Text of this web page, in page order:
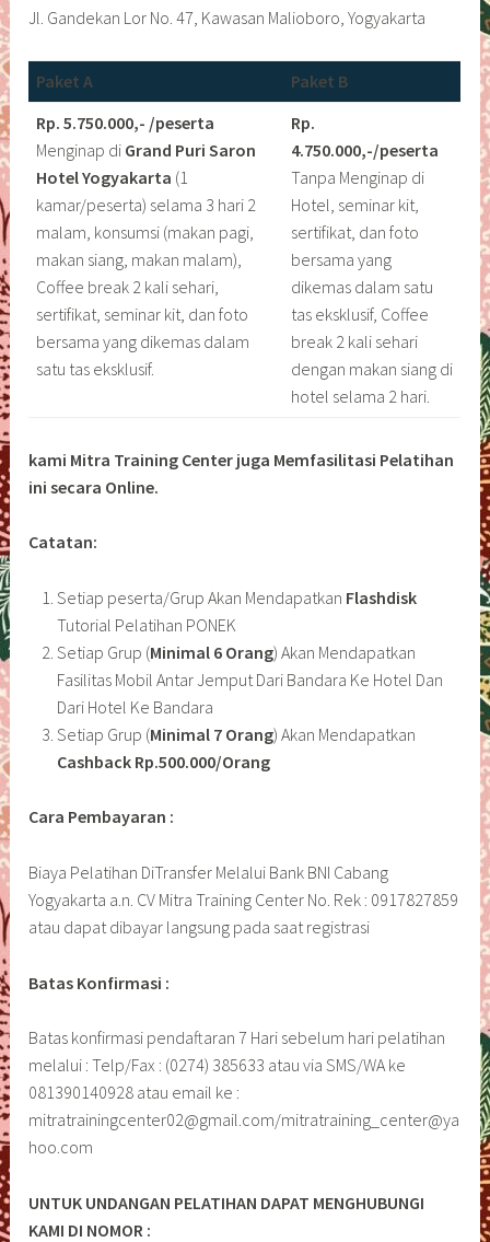
Jl. Gandekan Lor No. 47, Kawasan Malioboro, Yogyakarta
Paket A
Paket B
Rp. 5.750.000,- /peserta
Menginap di Grand Puri Saron
Hotel Yogyakarta (1
kamar/peserta) selama 3 hari 2
malam, konsumsi (makan pagi,
makan siang, makan malam),
Coffee break 2 kali sehari,
sertifikat, seminar kit, dan foto
bersama yang dikemas dalam
satu tas eksklusif.
Rp.
4.750.000,-/peserta
Tanpa Menginap di
Hotel, seminar kit,
sertifikat, dan foto
bersama yang
dikemas dalam satu
tas eksklusif, Coffee
break 2 kali sehari
dengan makan siang di
hotel selama 2 hari.
kami Mitra Training Center juga Memfasilitasi Pelatihan
ini secara Online.
Catatan:
Setiap peserta/Grup Akan Mendapatkan Flashdisk
Tutorial Pelatihan PONEK
Setiap Grup (Minimal 6 Orang) Akan Mendapatkan
Fasilitas Mobil Antar Jemput Dari Bandara Ke Hotel Dan
Dari Hotel Ke Bandara
Setiap Grup (Minimal 7 Orang) Akan Mendapatkan
Cashback Rp.500.000/Orang
Cara Pembayaran :
Biaya Pelatihan DiTransfer Melalui Bank BNI Cabang
Yogyakarta a.n. CV Mitra Training Center No. Rek : 0917827859
atau dapat dibayar langsung pada saat registrasi
Batas Konfirmasi :
Batas konfirmasi pendaftaran 7 Hari sebelum hari pelatihan
melalui : Telp/Fax : (0274) 385633 atau via SMS/WA ke
081390140928 atau email ke :
mitratrainingcenter02@gmail.com/mitratraining_center@ya
hoo.com
UNTUK UNDANGAN PELATIHAN DAPAT MENGHUBUNGI
KAMI DI NOMOR :